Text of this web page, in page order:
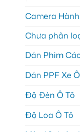
Camera
Chưa phân
Dán Phim
Dán PPF Xe
Độ Đèn Ô Tô
Độ Loa Ô Tô